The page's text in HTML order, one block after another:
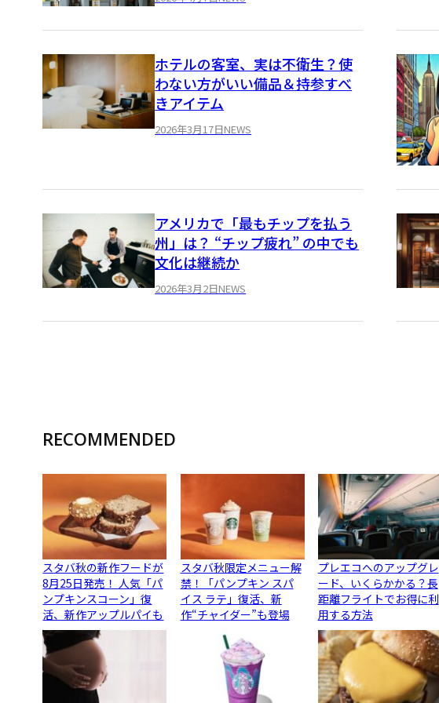
ホテルの客室、実は不衛生？使
わない方がいい備品＆持参すべ
きアイテム
2026年3月17日NEWS
アメリカで「最もチップを払う
州」は？ “チップ疲れ” の中でも
文化は継続か
2026年3月2日NEWS
RECOMMENDED
スタバ秋の新作フードが
8月25日発売！ 人気「パ
ンプキンスコーン」復
活、新作アップルパイも
スタバ秋限定メニュー解
禁！「パンプキン スパ
イス ラテ」復活、新
作“チャイダー”も登場
プレエコへのアップグレ
ード、いくらかかる？長
距離フライトでお得に利
用する方法